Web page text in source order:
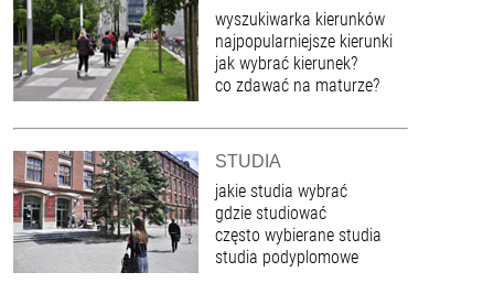
wyszukiwarka kierunków
najpopularniejsze kierunki
jak wybrać kierunek?
co zdawać na maturze?
STUDIA
jakie studia wybrać
gdzie studiować
często wybierane studia
studia podyplomowe